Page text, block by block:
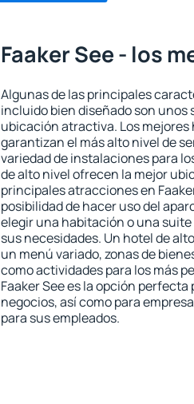
Faaker See - los
Algunas de las principales
incluido bien diseñado son unos
ubicación atractiva. Los mejores
garantizan el más alto nivel de
variedad de instalaciones para
de alto nivel ofrecen la mejor
principales atracciones en
posibilidad de hacer uso del
elegir una habitación o una
sus necesidades. Un hotel de
un menú variado, zonas de
como actividades para los más
Faaker See es la opción
negocios, así como para
para sus empleados.